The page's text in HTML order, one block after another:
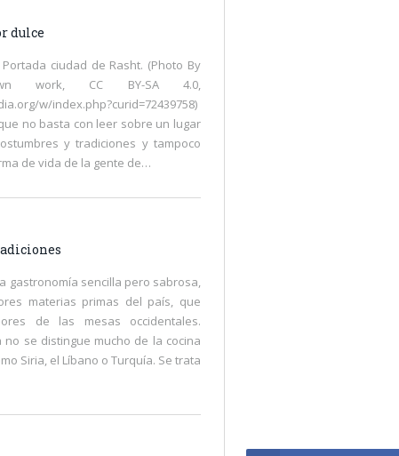
dulce
ciudad de Rasht. (Photo By
work, CC BY-SA 4.0,
w/index.php?curid=72439758)
no basta con leer sobre un lugar
y tradiciones y tampoco
de vida de la gente de…
gastronomía sencilla pero sabrosa,
materias primas del país, que
de las mesas occidentales.
se distingue mucho de la cocina
Siria, el Líbano o Turquía. Se trata